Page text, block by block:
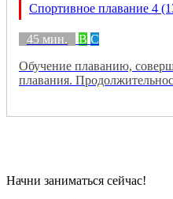
Спортивное плавание 4
45 мин. B C
Обучение плаванию,
плавания.
Начни заниматься сейчас!